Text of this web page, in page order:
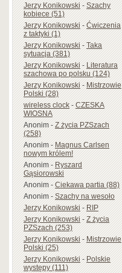
Jerzy Konikowski-Szachy
kobiece (51)
Jerzy Konikowski-Ćwiczenia
z taktyki (1)
Jerzy Konikowski-Taka
sytuacja (381)
Jerzy Konikowski-Literatura
szachowa po polsku (124)
Jerzy Konikowski-Mistrzowie
Polski (28)
wireless clock-CZESKA
WIOSNA
Anonim-Z życia PZSzach
(258)
Anonim-Magnus Carlsen
nowym królem!
Anonim-Ryszard
Gąsiorowski
Anonim-Ciekawa partia (88)
Anonim-Szachy na wesoło
Jerzy Konikowski-RIP
Jerzy Konikowski-Z życia
PZSzach (253)
Jerzy Konikowski-Mistrzowie
Polski (25)
Jerzy Konikowski-Polskie
występy (111)